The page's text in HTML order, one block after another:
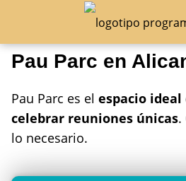
Pau Parc en
Pau Parc es el espacio
celebrar reuniones únicas.
lo necesario.